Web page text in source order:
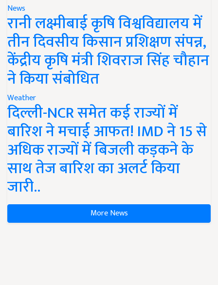
News
रानी लक्ष्मीबाई कृषि विश्वविद्यालय में
तीन दिवसीय किसान प्रशिक्षण संपन्न,
केंद्रीय कृषि मंत्री शिवराज सिंह चौहान
ने किया संबोधित
Weather
दिल्ली-NCR समेत कई राज्यों में
बारिश ने मचाई आफत! IMD ने 15 से
अधिक राज्यों में बिजली कड़कने के
साथ तेज बारिश का अलर्ट किया
जारी..
More News